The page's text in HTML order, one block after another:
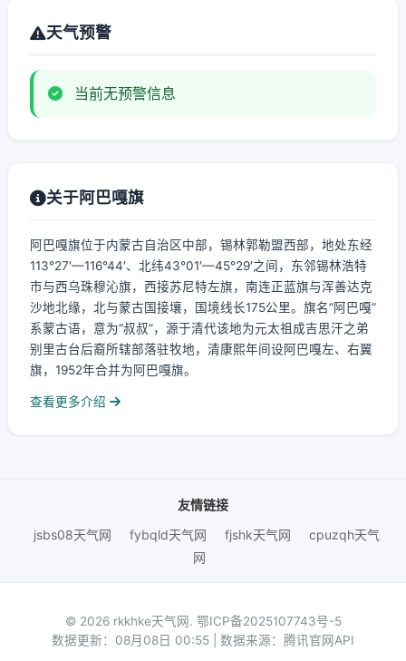
天气预警
当前无预警信息
关于阿巴嘎旗
阿巴嘎旗位于内蒙古自治区中部，锡林郭勒盟西部，地处东经
113°27′—116°44′、北纬43°01′—45°29′之间，东邻锡林浩特
市与西乌珠穆沁旗，西接苏尼特左旗，南连正蓝旗与浑善达克
沙地北缘，北与蒙古国接壤，国境线长175公里。旗名“阿巴嘎”
系蒙古语，意为“叔叔”，源于清代该地为元太祖成吉思汗之弟
别里古台后裔所辖部落驻牧地，清康熙年间设阿巴嘎左、右翼
旗，1952年合并为阿巴嘎旗。
查看更多介绍
友情链接
jsbs08天气网
fybqld天气网 fjshk天气网
cpuzqh天气
网
© 2026 rkkhke天气网. 鄂ICP备2025107743号-5
数据更新：08月08日 00:55 | 数据来源：腾讯官网API